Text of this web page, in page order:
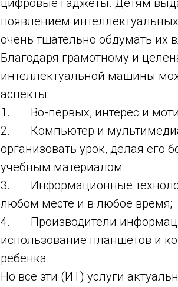
цифровые гаджеты. Детям
появлением
очень тщательно обдумать их
Благодаря грамотному и
интеллектуальной машины
аспекты:
1. Во-первых, интерес и
2. Компьютер и мультимедиа
организовать урок, делая
учебным материалом.
3. Информационные
любом месте и в любое время;
4. Производители
использование планшетов и
ребенка.
Но все эти (ИТ) услуги